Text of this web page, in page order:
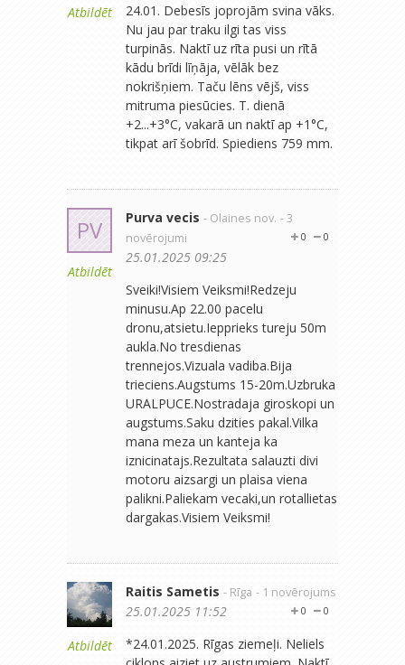
Atbildēt
24.01. Debesīs joprojām svina vāks.
Nu jau par traku ilgi tas viss
turpinās. Naktī uz rīta pusi un rītā
kādu brīdi līņāja, vēlāk bez
nokrišņiem. Taču lēns vējš, viss
mitruma piesūcies. T. dienā
+2...+3°C, vakarā un naktī ap +1°C,
tikpat arī šobrīd. Spiediens 759 mm.
PV
Atbildēt
Purva vecis - Olaines nov. - 3
novērojumi
0
0
25.01.2025 09:25
Sveiki!Visiem Veiksmi!Redzeju
minusu.Ap 22.00 pacelu
dronu,atsietu.Iepprieks tureju 50m
aukla.No tresdienas
trennejos.Vizuala vadiba.Bija
trieciens.Augstums 15-20m.Uzbruka
URALPUCE.Nostradaja giroskopi un
augstums.Saku dzities pakal.Vilka
mana meza un kanteja ka
iznicinatajs.Rezultata salauzti divi
motoru aizsargi un plaisa viena
palikni.Paliekam vecaki,un rotallietas
dargakas.Visiem Veiksmi!
Atbildēt
Raitis Sametis - Rīga - 1 novērojums
0
0
25.01.2025 11:52
*24.01.2025. Rīgas ziemeļi. Neliels